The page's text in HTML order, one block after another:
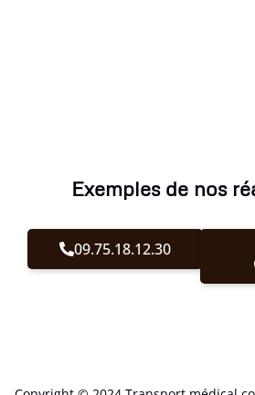
Exemples de nos
09.75.18.12.30